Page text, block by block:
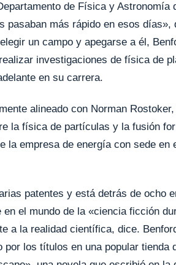
de Física y
pasaban más rápido en esos
un campo y apegarse a él,
investigaciones de física de
en su carrera.
alineado con Norman
la física de partículas y la fusión
la empresa de energía con sede en
patentes y está detrás de ocho
en el mundo de la «ciencia ficción
a la realidad científica, dice.
por los títulos en una popular